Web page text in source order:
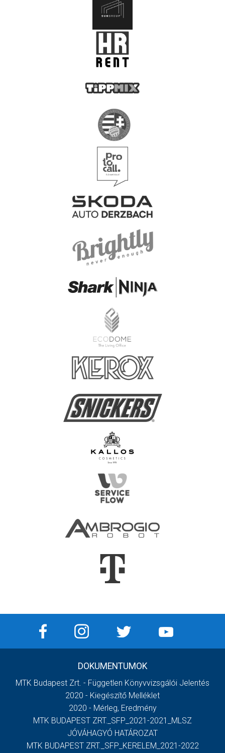
DOKUMENTUMOK
MTK Budapest Zrt. - Független Könyvvizsgálói Jelentés
2020 - Kiegészítő Melléklet
2020 - Mérleg, Eredmény
MTK BUDAPEST ZRT._SFP_2021-2021_MLSZ
JÓVÁHAGYÓ HATÁROZAT
MTK BUDAPEST ZRT._SFP_KERELEM_2021-2022